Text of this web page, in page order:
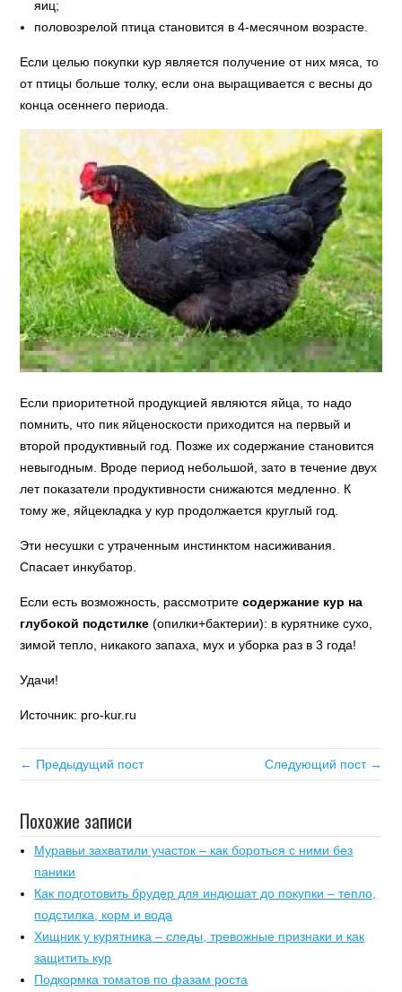
яиц;
половозрелой птица становится в 4-месячном возрасте.
Если целью покупки кур является получение от них мяса, то
от птицы больше толку, если она выращивается с весны до
конца осеннего периода.
Если приоритетной продукцией являются яйца, то надо
помнить, что пик яйценоскости приходится на первый и
второй продуктивный год. Позже их содержание становится
невыгодным. Вроде период небольшой, зато в течение двух
лет показатели продуктивности снижаются медленно. К
тому же, яйцекладка у кур продолжается круглый год.
Эти несушки с утраченным инстинктом насиживания.
Спасает инкубатор.
Если есть возможность, рассмотритесодержание кур на
глубокой подстилке (опилки+бактерии): в курятнике сухо,
зимой тепло, никакого запаха, мух и уборка раз в 3 года!
Удачи!
Источник: pro-kur.ru
← Предыдущий пост Следующий пост →
Похожие записи
Муравьи захватили участок – как бороться с ними без
паники
Как подготовить брудер для индюшат до покупки – тепло,
подстилка, корм и вода
Хищник у курятника – следы, тревожные признаки и как
защитить кур
Подкормка томатов по фазам роста